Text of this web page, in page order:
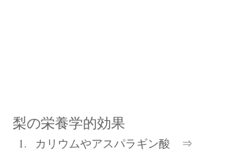
梨の栄養学的効果
カリウムやアスパラギン酸　⇒